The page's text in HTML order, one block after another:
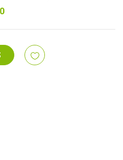
Plage
CHF 6.00